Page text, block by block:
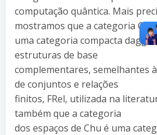
computação quântica. Mais
mostramos que a categoria
uma categoria compacta dagger
estruturas de base
complementares, semelhantes
de conjuntos e relações
finitos, FRel, utilizada na
também que a categoria
dos espaços de Chu é uma